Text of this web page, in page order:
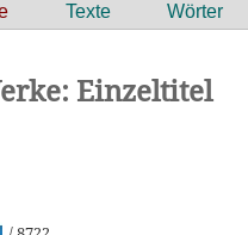
Texte Wörter
Einzeltitel